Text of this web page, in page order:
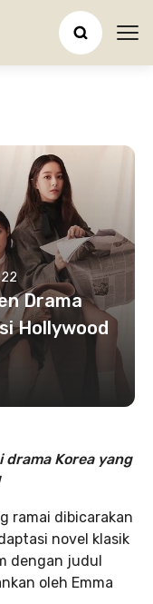
Drama
Hollywood
Korea yang
ramai dibicarakan
novel klasik
dengan judul
oleh Emma